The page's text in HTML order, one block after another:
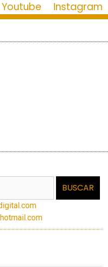
Youtube Instagram
BUSCAR